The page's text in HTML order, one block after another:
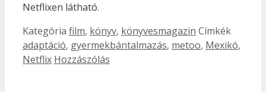
Netflixen látható.
Kategória film, könyv, könyvesmagazin Címkék
adaptáció, gyermekbántalmazás, metoo, Mexikó,
Netflix Hozzászólás